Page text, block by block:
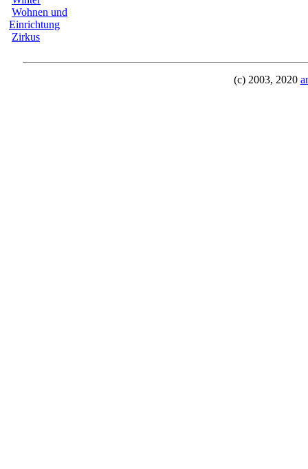
Wohnen und
Einrichtung
Zirkus
(c) 2003, 2020